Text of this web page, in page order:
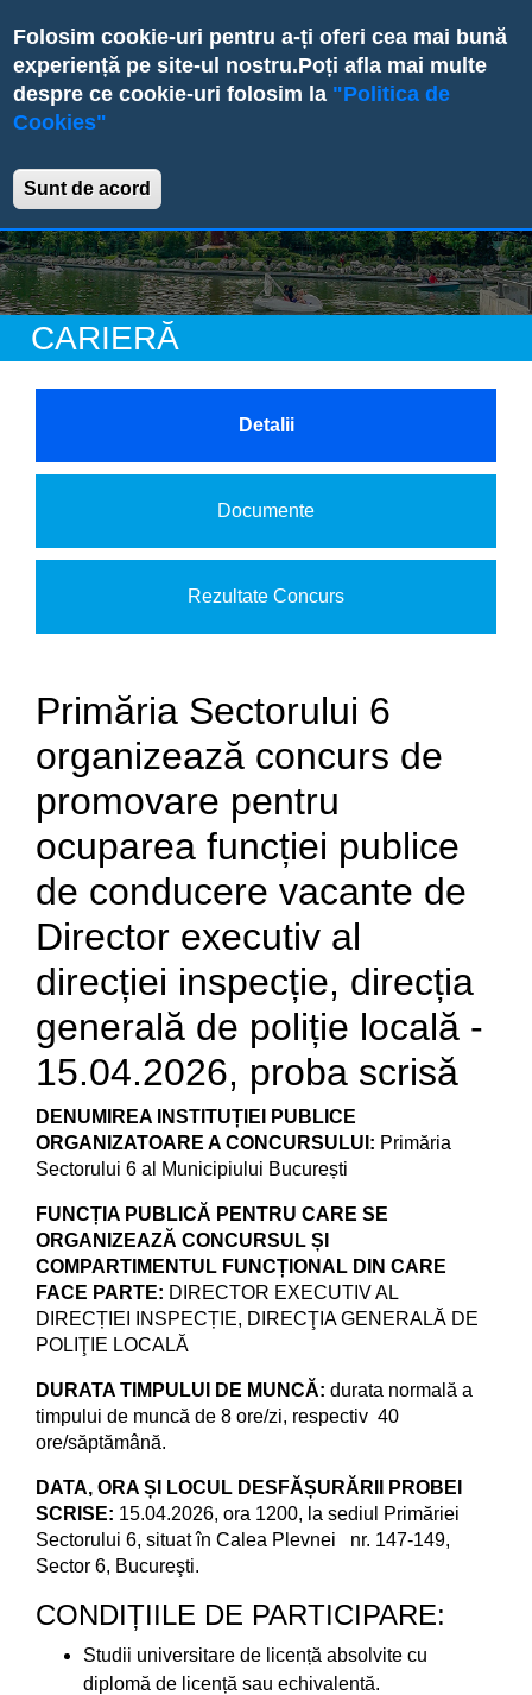
Folosim cookie-uri pentru a-ți oferi cea mai bună
experiență pe site-ul nostru.Poți afla mai multe
despre ce cookie-uri folosim la "Politica de
Cookies"
Sunt de acord
to
main
content
Primăria Sectorului 6
CARIERĂ
Detalii
Documente
Rezultate Concurs
Primăria Sectorului 6
organizează concurs de
promovare pentru
ocuparea funcției publice
de conducere vacante de
Director executiv al
direcției inspecție, direcția
generală de poliție locală -
15.04.2026, proba scrisă
DENUMIREA INSTITUȚIEI PUBLICE
ORGANIZATOARE A CONCURSULUI: Primăria
Sectorului 6 al Municipiului București
FUNCȚIA PUBLICĂ PENTRU CARE SE
ORGANIZEAZĂ CONCURSUL ȘI
COMPARTIMENTUL FUNCȚIONAL DIN CARE
FACE PARTE: DIRECTOR EXECUTIV AL
DIRECȚIEI INSPECȚIE, DIRECŢIA GENERALĂ DE
POLIŢIE LOCALĂ
DURATA TIMPULUI DE MUNCĂ: durata normală a
timpului de muncă de 8 ore/zi, respectiv 40
ore/săptămână.
DATA, ORA ȘI LOCUL DESFĂȘURĂRII PROBEI
SCRISE: 15.04.2026, ora 1200, la sediul Primăriei
Sectorului 6, situat în Calea Plevnei nr. 147-149,
Sector 6, Bucureşti.
CONDIȚIILE DE PARTICIPARE:
Studii universitare de licență absolvite cu
diplomă de licență sau echivalentă.